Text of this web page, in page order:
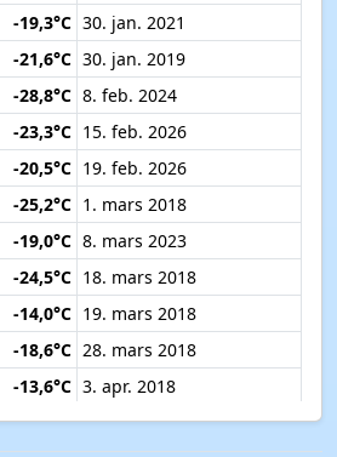
-19,3°C 30. jan. 2021
-21,6°C 30. jan. 2019
-28,8°C 8. feb. 2024
-23,3°C 15. feb. 2026
-20,5°C 19. feb. 2026
-25,2°C 1. mars 2018
-19,0°C 8. mars 2023
-24,5°C 18. mars 2018
-14,0°C 19. mars 2018
-18,6°C 28. mars 2018
-13,6°C 3. apr. 2018
-8,5°C 12. apr. 2018